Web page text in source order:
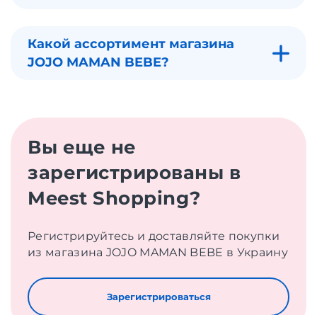
Какой ассортимент магазина
JOJO MAMAN BEBE?
Вы еще не
зарегистрированы в
Meest Shopping?
Регистрируйтесь и доставляйте покупки
из магазина JOJO MAMAN BEBE в Украину
Зарегистрироваться